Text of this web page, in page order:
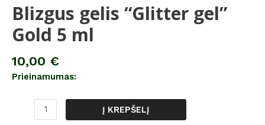
Blizgus gelis “Glitter gel”
Gold 5 ml
10,00 €
Prieinamumas:
Į KREPŠELĮ